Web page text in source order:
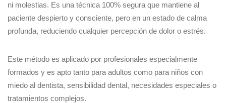
ni molestias. Es una técnica 100% segura que mantiene al
paciente despierto y consciente, pero en un estado de calma
profunda, reduciendo cualquier percepción de dolor o estrés.
Este método es aplicado por profesionales especialmente
formados y es apto tanto para adultos como para niños con
miedo al dentista, sensibilidad dental, necesidades especiales o
tratamientos complejos.